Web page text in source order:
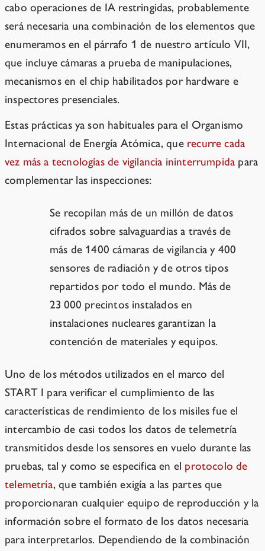
cabo operaciones de IA restringidas, probablemente
será necesaria una combinación de los elementos que
enumeramos en el párrafo 1 de nuestro artículo VII,
que incluye cámaras a prueba de manipulaciones,
mecanismos en el chip habilitados por hardware e
inspectores presenciales.
Estas prácticas ya son habituales para el Organismo
Internacional de Energía Atómica, que recurre cada
vez más a tecnologías de vigilancia ininterrumpida para
complementar las inspecciones:
Se recopilan más de un millón de datos
cifrados sobre salvaguardias a través de
más de 1400 cámaras de vigilancia y 400
sensores de radiación y de otros tipos
repartidos por todo el mundo. Más de
23 000 precintos instalados en
instalaciones nucleares garantizan la
contención de materiales y equipos.
Uno de los métodos utilizados en el marco del
START I para verificar el cumplimiento de las
características de rendimiento de los misiles fue el
intercambio de casi todos los datos de telemetría
transmitidos desde los sensores en vuelo durante las
pruebas, tal y como se especifica en el protocolo de
telemetría, que también exigía a las partes que
proporcionaran cualquier equipo de reproducción y la
información sobre el formato de los datos necesaria
para interpretarlos. Dependiendo de la combinación